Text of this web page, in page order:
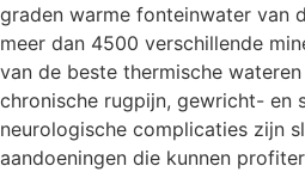
graden warme fonteinwater van
meer dan 4500 verschillende
van de beste thermische
chronische rugpijn, gewricht- en
neurologische complicaties zijn
aandoeningen die kunnen